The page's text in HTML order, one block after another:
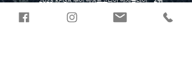
2023 KPGA 투어 제18회 DB손해보험 프로미오픈
공동 5위